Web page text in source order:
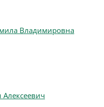
Владимировна